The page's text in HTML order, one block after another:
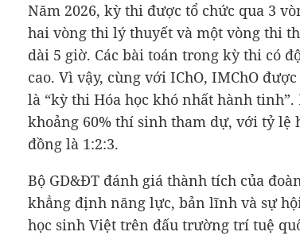
Năm 2026, kỳ thi được tổ chức qua 3
hai vòng thi lý thuyết và một vòng thi
dài 5 giờ. Các bài toán trong kỳ thi có
cao. Vì vậy, cùng với IChO, IMChO
là “kỳ thi Hóa học khó nhất hành tinh”.
khoảng 60% thí sinh tham dự, với tỷ lệ
đồng là 1:2:3.
Bộ GD&ĐT đánh giá thành tích của
khẳng định năng lực, bản lĩnh và sự
học sinh Việt trên đấu trường trí tuệ